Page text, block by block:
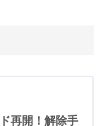
再開！解除手